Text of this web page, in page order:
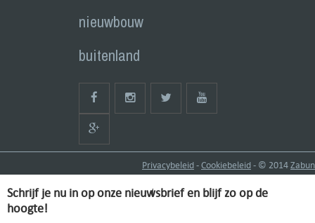
nieuwbouw
buitenland
Privacybeleid-Cookiebeleid- © 2014Zabun
Schrijf je nu in op onze nieuwsbrief en blijf zo op de
hoogte!